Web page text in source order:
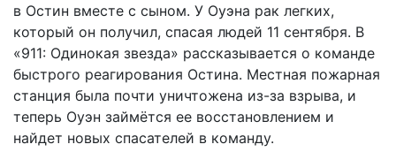
в Остин вместе с сыном. У Оуэна рак легких,
который он получил, спасая людей 11 сентября. В
«911: Одинокая звезда» рассказывается о команде
быстрого реагирования Остина. Местная пожарная
станция была почти уничтожена из-за взрыва, и
теперь Оуэн займётся ее восстановлением и
найдет новых спасателей в команду.